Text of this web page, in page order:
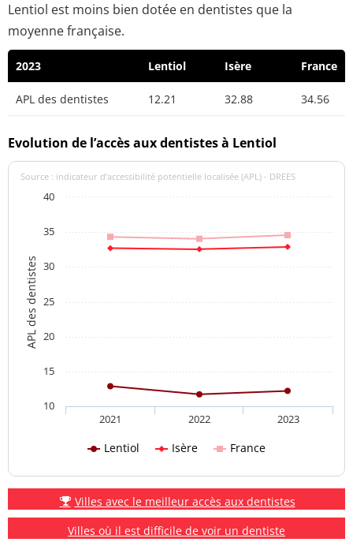
Lentiol est moins bien dotée en dentistes que la
moyenne française.
2023 Lentiol Isère France
APL des dentistes 12.21 32.88 34.56
Evolution de l’accès aux dentistes à Lentiol
APL des dentistes
Source : indicateur d’accessibilité potentielle localisée (APL) - DREES
Lentiol Isère France
2021 2022 2023
10
15
20
25
30
35
40
Villes avec le meilleur accès aux dentistes
Villes où il est difficile de voir un dentiste